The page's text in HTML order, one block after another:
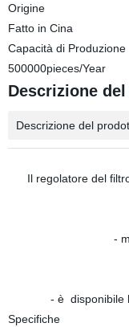
Origine
Fatto in Cina
Capacità di Produzione
500000pieces/Year
Descrizione
Descrizione del
Il regolatore del
-
- è disponibile
Specifiche